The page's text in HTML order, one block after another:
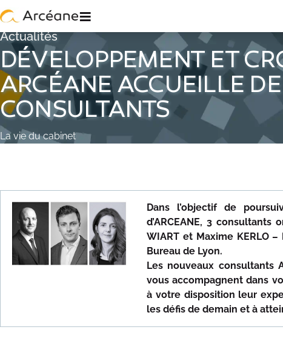
≡
Actualités
DÉVELOPPEMENT ET
ARCÉANE ACCUEILLE
CONSULTANTS
La vie du cabinet
Dans l’objectif de
d’ARCEANE, 3
WIART et Maxime KERLO
Bureau de Lyon.
Les nouveaux consultants
vous accompagnent dans
à votre disposition leur
les défis de demain et à